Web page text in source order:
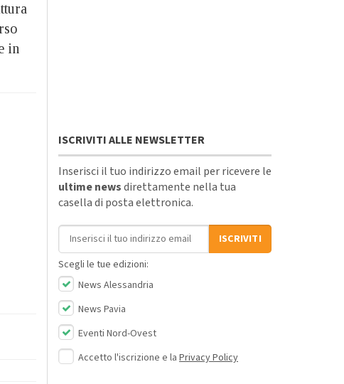
in
ISCRIVITI ALLE NEWSLETTER
Inserisci il tuo indirizzo email per ricevere le
ultime newsdirettamente nella tua
casella di posta elettronica.
Indirizzo email
ISCRIVITI
Scegli le tue edizioni:
News Alessandria
News Pavia
Eventi Nord-Ovest
Accetto l'iscrizione e la Privacy Policy